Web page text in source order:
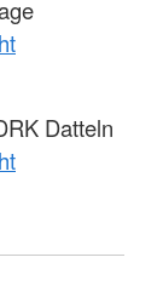
Datteln